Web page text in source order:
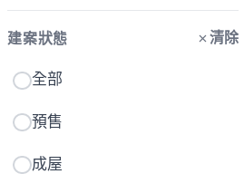
建案狀態 清除
全部
預售
成屋